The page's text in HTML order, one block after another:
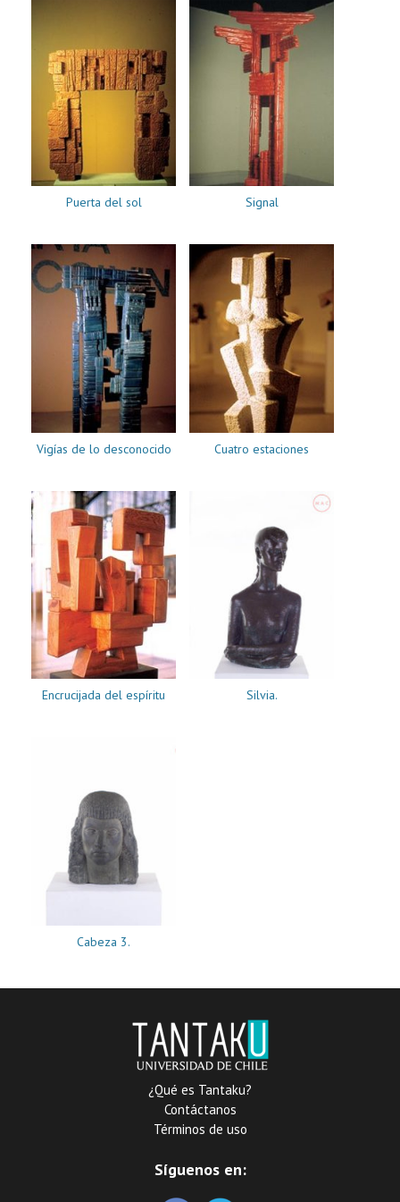
Puerta del sol Signal
Vigías de lo desconocido Cuatro estaciones
Encrucijada del espíritu Silvia.
Cabeza 3.
¿Qué es Tantaku?
Contáctanos
Términos de uso
Síguenos en: